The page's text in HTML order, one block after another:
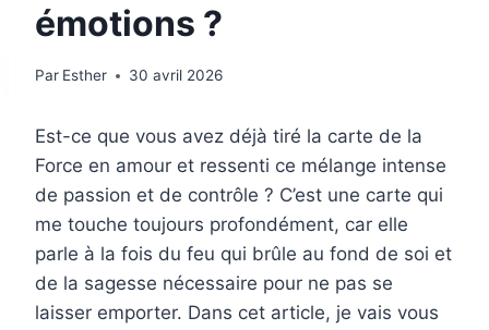
émotions ?
Par Esther 30 avril 2026
Est-ce que vous avez déjà tiré la carte de la
Force en amour et ressenti ce mélange intense
de passion et de contrôle ? C’est une carte qui
me touche toujours profondément, car elle
parle à la fois du feu qui brûle au fond de soi et
de la sagesse nécessaire pour ne pas se
laisser emporter. Dans cet article, je vais vous